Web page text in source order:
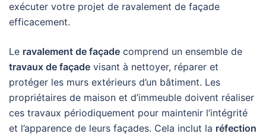
exécuter votre projet de ravalement de façade
efficacement.
Le ravalement de façade comprend un ensemble de
travaux de façade visant à nettoyer, réparer et
protéger les murs extérieurs d’un bâtiment. Les
propriétaires de maison et d’immeuble doivent réaliser
ces travaux périodiquement pour maintenir l’intégrité
et l’apparence de leurs façades. Cela inclut la réfection